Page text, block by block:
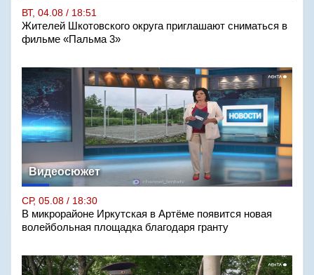
ВТ, 04.08 / 18:51
Жителей Шкотовского округа приглашают сниматься в
фильме «Пальма 3»
Видеосюжет
СР, 05.08 / 18:30
В микрорайоне Иркутская в Артёме появится новая
волейбольная площадка благодаря гранту